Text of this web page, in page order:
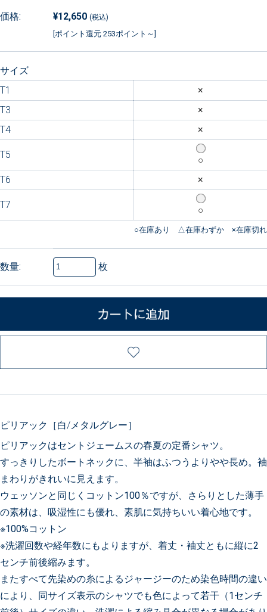
価格: ¥12,650 (税込)
[ポイント還元 253ポイント～]
サイズ
T1
×
T3
×
T4
×
T5
○
T6
×
T7 ○
数量: 枚
ピリアック［白/メタルグレー］
ピリアックはセントジェームスの春夏の定番シャツ。
すっきりしたボートネックに、半袖はふつうよりやや長め。袖
まわりがきれいに見えます。
ウェッソンと同じくコットン100％ですが、さらりとした薄手
の素材は、吸湿性にも優れ、素肌に気持ちいい着心地です。
※100%コットン
※洗濯回数や経年数にもよりますが、着丈・袖丈ともに縦に2
センチ前後縮みます。
またすべて先染めの糸によるジャージーのため染色時間の違い
により、同サイズ表示のシャツでも色によって若干（1センチ